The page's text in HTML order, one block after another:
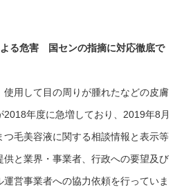
る危害 国センの指摘に対応徹底で
使用して目の周りが腫れたなどの皮膚
年度に急増しており、2019年8月
つ毛美容液に関する相談情報と表示等
供と業界・事業者、行政への要望及び
営事業者への協力依頼を行っていま